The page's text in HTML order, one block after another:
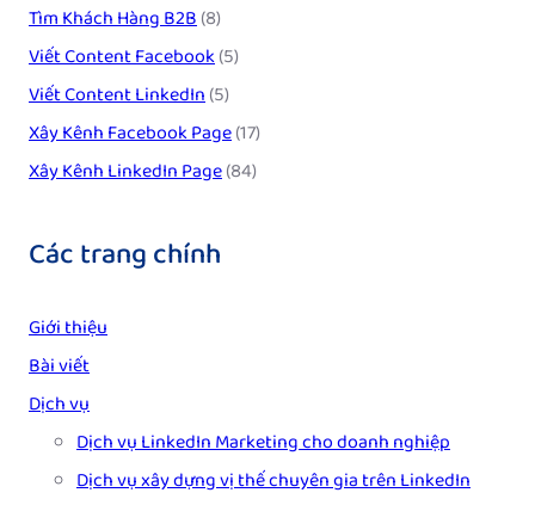
Tìm Khách Hàng B2B(8)
Viết Content Facebook(5)
Viết Content LinkedIn(5)
Xây Kênh Facebook Page(17)
Xây Kênh LinkedIn Page(84)
Các trang chính
Giới thiệu
Bài viết
Dịch vụ
Dịch vụ LinkedIn Marketing cho doanh nghiệp
Dịch vụ xây dựng vị thế chuyên gia trên LinkedIn